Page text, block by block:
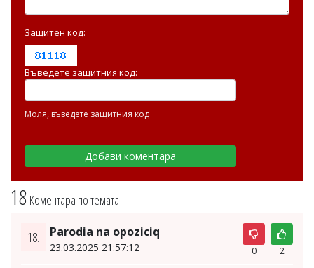
18 Коментара по темата
18. Parodia na opoziciq
23.03.2025 21:57:12 0 2
Защитен код:
Въведете защитния код:
Моля, въведете защитния код